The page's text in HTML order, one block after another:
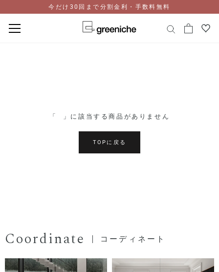
今だけ30回まで分割金利・手数料無料
「⠀」に該当する商品がありません
TOPに戻る
Coordinate コーディネート